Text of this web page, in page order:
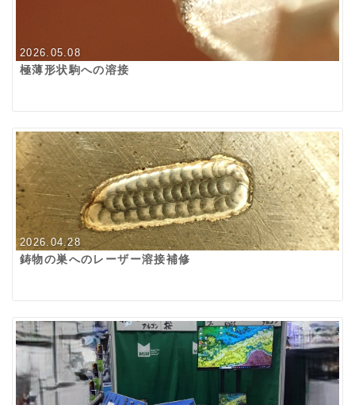
2026.05.08
極薄形状駒への溶接
2026.04.28
鋳物の巣へのレーザー溶接補修